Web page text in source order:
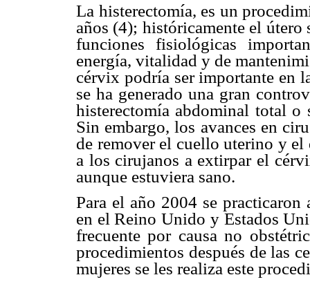
La histerectomía, es un
años (4); históricamente el
funciones fisiológicas
energía, vitalidad y de
cérvix podría ser importante en
se ha generado una gran
histerectomía abdominal total o
Sin embargo, los avances en
de remover el cuello uterino y
a los cirujanos a extirpar el
aunque estuviera sano.
Para el año 2004 se
en el Reino Unido y Estados
frecuente por causa no
procedimientos después de las
mujeres se les realiza este